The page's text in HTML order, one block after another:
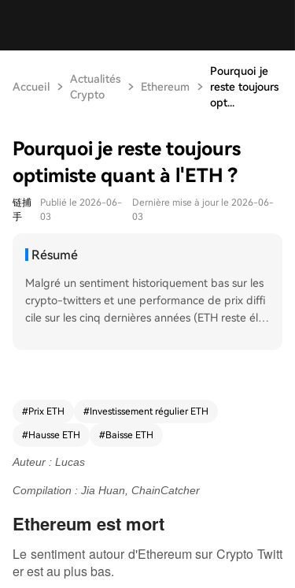
Accueil
Actualités
Crypto
Ethereum
Pourquoi je
reste toujours
opt...
Pourquoi je reste toujours
optimiste quant à l'ETH ?
链捕
手
Publié le 2026-06-
03
Dernière mise à jour le 2026-06-
03
Résumé
Malgré un sentiment historiquement bas sur les
crypto-twitters et une performance de prix diffi
cile sur les cinq dernières années (ETH reste éloi
zon, NVIDIA ou Microsoft avant leur décollage. F
solide : le nombre de transactions quotidiennes
atteint des records (2.27 millions en mai 2026), l
croît régulièrement et plus de 32% de l'offre d'E
u'Ethereum est en passe de devenir l'infrastruct
mble du système financier mondial. Les données
montrent une adoption institutionnelle croissant
#Prix ETH #Investissement régulier ETH
#Hausse ETH #Baisse ETH
Auteur : Lucas
Compilation : Jia Huan, ChainCatcher
Ethereum est mort
Le sentiment autour d'Ethereum sur Crypto Twitt
er est au plus bas.